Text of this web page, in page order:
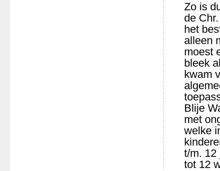
Zo is
de
het
alleen
moest
bleek
kwam
Blije
met
welke
t/m. 12
tot 12